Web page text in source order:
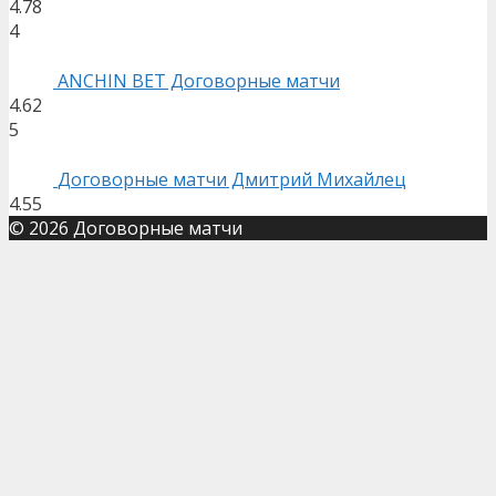
4.78
4
ANCHIN BET Договорные матчи
4.62
5
Договорные матчи Дмитрий Михайлец
4.55
© 2026 Договорные матчи